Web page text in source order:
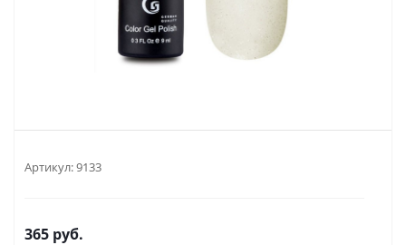
Артикул:9133
365 руб.